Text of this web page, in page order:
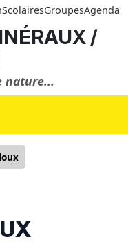
ScolairesGroupesAgenda
/
nature...